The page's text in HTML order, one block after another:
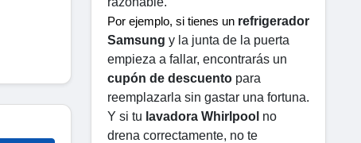
Por ejemplo, si tienes un refrigerador
Samsung y la junta de la puerta
cupón de descuento para
reemplazarla sin gastar una fortuna.
Y si tu lavadora Whirlpool no
drena correctamente, no te